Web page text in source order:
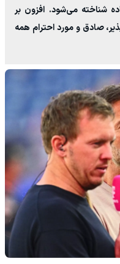
شناخته می‌شود. افزون بر
صادق و مورد احترام همه